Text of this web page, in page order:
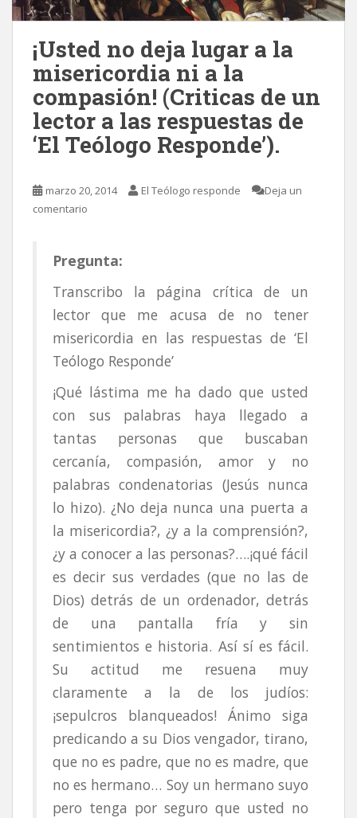
¡Usted no deja lugar a la
misericordia ni a la
compasión! (Criticas de un
lector a las respuestas de
‘El Teólogo Responde’).
marzo 20, 2014 El Teólogo responde
Deja un
comentario
Pregunta:
Transcribo la página crítica de un
lector que me acusa de no tener
misericordia en las respuestas de ‘El
Teólogo Responde’
¡Qué lástima me ha dado que usted
con sus palabras haya llegado a
tantas personas que buscaban
cercanía, compasión, amor y no
palabras condenatorias (Jesús nunca
lo hizo). ¿No deja nunca una puerta a
la misericordia?, ¿y a la comprensión?,
¿y a conocer a las personas?….¡qué fácil
es decir sus verdades (que no las de
Dios) detrás de un ordenador, detrás
de una pantalla fría y sin
sentimientos e historia. Así sí es fácil.
Su actitud me resuena muy
claramente a la de los judíos:
¡sepulcros blanqueados! Ánimo siga
predicando a su Dios vengador, tirano,
que no es padre, que no es madre, que
no es hermano… Soy un hermano suyo
pero tenga por seguro que usted no